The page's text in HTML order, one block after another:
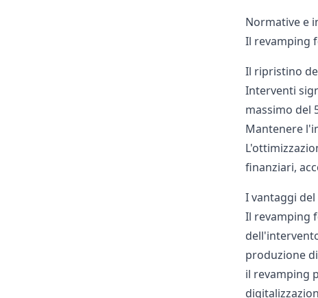
Normative e
Il revamping
Il ripristino
Interventi
massimo del
Mantenere
finanziari,
I vantaggi
Il revamping
produzione
il revamping